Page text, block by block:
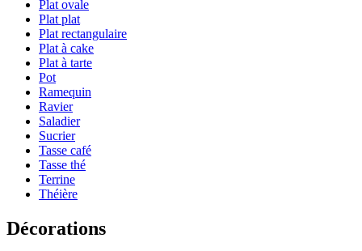
Plat ovale
Plat plat
Plat rectangulaire
Plat à cake
Plat à tarte
Pot
Ramequin
Ravier
Saladier
Sucrier
Tasse café
Tasse thé
Terrine
Théière
Décorations